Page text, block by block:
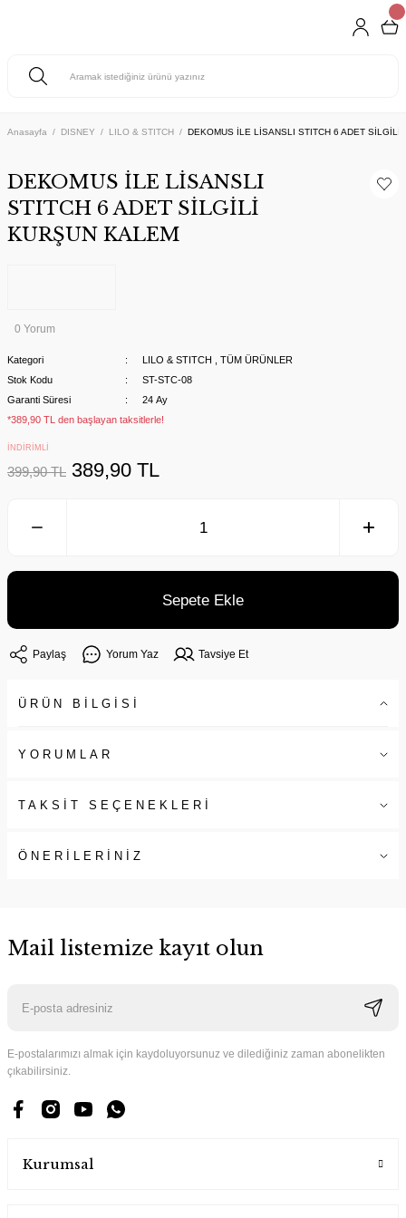
Anasayfa DISNEY LILO & STITCH DEKOMUS İLE LİSANSLI STITCH 6 ADET SİLGİLİ
DEKOMUS İLE LİSANSLI
STITCH 6 ADET SİLGİLİ
KURŞUN KALEM
0 Yorum
Kategori LILO & STITCH
TÜM ÜRÜNLER
Stok Kodu
ST-STC-08
Garanti Süresi
24 Ay
*389,90 TL den başlayan taksitlerle!
İNDİRİMLİ
399,90 TL 389,90 TL
Sepete Ekle
Paylaş Yorum Yaz Tavsiye Et
ÜRÜN BİLGİSİ
YORUMLAR
TAKSİT SEÇENEKLERİ
ÖNERİLERİNİZ
Mail listemize kayıt olun
E-postalarımızı almak için kaydoluyorsunuz ve dilediğiniz zaman abonelikten
çıkabilirsiniz.
Kurumsal